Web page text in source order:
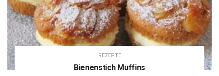
REZEPTE
Bienenstich Muffins